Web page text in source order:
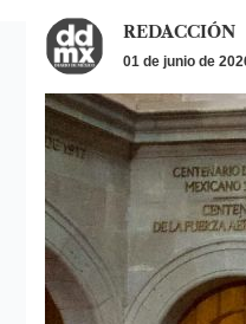
REDACCIÓN
01 de junio de